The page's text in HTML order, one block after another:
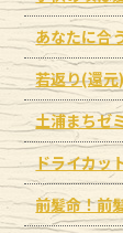
あなたに合
若返り(還
土浦まちゼ
ドライカッ
前髪命！前